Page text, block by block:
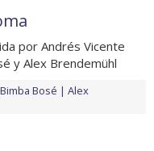
por Andrés Vicente
y Alex Brendemühl
Bimba Bosé
Alex